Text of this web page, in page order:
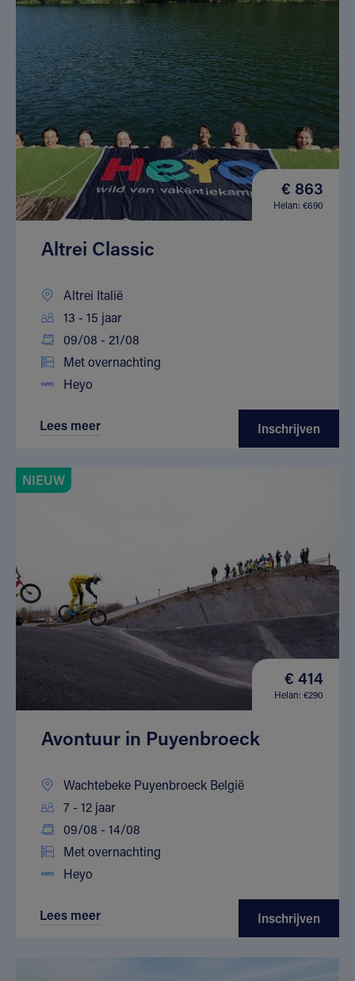
€ 863
Helan: €690
Altrei Classic
Altrei Italië
13 - 15 jaar
09/08 - 21/08
Met overnachting
Heyo
Lees meer Inschrijven
NIEUW
€ 414
Helan: €290
Avontuur in Puyenbroeck
Wachtebeke Puyenbroeck België
7 - 12 jaar
09/08 - 14/08
Met overnachting
Heyo
Lees meer Inschrijven